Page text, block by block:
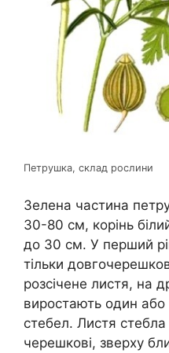
Петрушка, склад рослини
Зелена частина
30-80 см, корінь
до 30 см. У перший
тільки
розсічене листя, на
виростають один або
стебел. Листя стебла
черешкові, зверху